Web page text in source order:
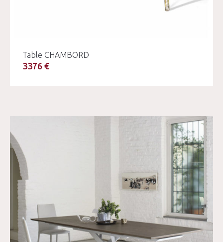
Table CHAMBORD
3376 €